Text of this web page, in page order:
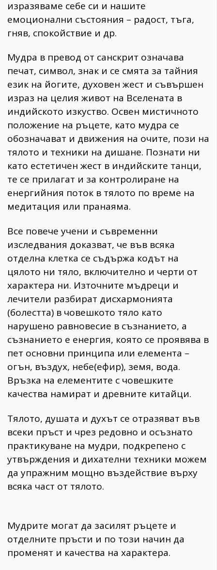
ПОСЛЕДВАЙТЕ
НИ
изразяваме себе си и нашите
емоционални състояния – радост, тъга,
гняв, спокойствие и др.
Мудра в превод от санскрит означава
печат, символ, знак и се смята за тайния
език на йогите, духовен жест и съвършен
израз на целия живот на Вселената в
индийското изкуство. Освен мистичното
положение на ръцете, като мудра се
обозначават и движения на очите, пози на
тялото и техники на дишане. Познати ни
като естетичен жест в индийските танци,
те се прилагат и за контролиране на
енергийния поток в тялото по време на
медитация или пранаяма.
Все повече учени и съвременни
изследвания доказват, че във всяка
отделна клетка се съдържа кодът на
цялото ни тяло, включително и черти от
характера ни. Източните мъдреци и
лечители разбират дисхармонията
(болестта) в човешкото тяло като
нарушено равновесие в съзнанието, а
съзнанието е енергия, която се проявява в
пет основни принципа или елемента –
огън, въздух, небе(ефир), земя, вода.
Връзка на елементите с човешките
качества намират и древните китайци.
Тялото, душата и духът се отразяват във
всеки пръст и чрез редовно и осъзнато
практикуване на мудри, подкрепено с
утвърждения и дихателни техники можем
да упражним мощно въздействие върху
всяка част от тялото.
Мудрите могат да засилят ръцете и
отделните пръсти и по този начин да
променят и качества на характера.